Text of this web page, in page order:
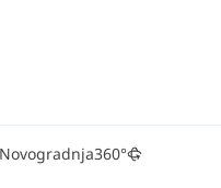
Novogradnja360°